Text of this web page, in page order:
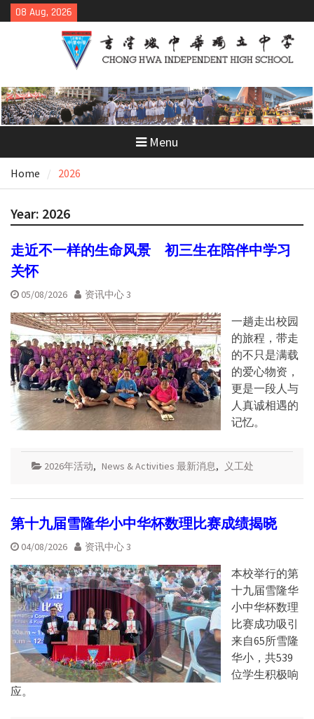
Skip
to
08 Aug, 2026
Menu
Home 2026
Year: 2026
走近不一样的生命风景 初三生在陪伴中学习
关怀
05/08/2026 资讯中心 3
一趟走出校园
的旅程，带走
的不只是满载
的爱心物资，
更是一段人与
人真诚相遇的
记忆。
2026年活动, News & Activities 最新消息, 义工处
第十九届雪隆华小中华杯数理比赛成绩揭晓
04/08/2026 资讯中心 3
本校举行的第
十九届雪隆华
小中华杯数理
比赛成功吸引
来自65所雪隆
华小，共539
位学生积极响
应。